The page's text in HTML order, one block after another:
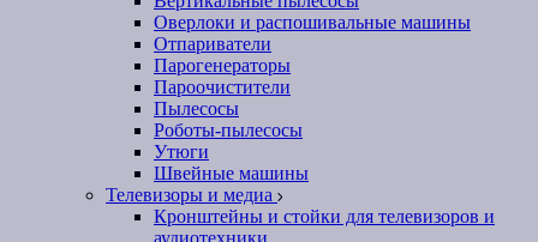
Оверлоки и распошивальные машины
Отпариватели
Парогенераторы
Пароочистители
Пылесосы
Роботы-пылесосы
Утюги
Швейные машины
Телевизоры и медиа
Кронштейны и стойки для телевизоров и
аудиотехники